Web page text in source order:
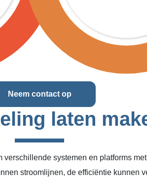
Neem contact op
laten
systemen en platforms
stroomlijnen, de efficiëntie kunnen